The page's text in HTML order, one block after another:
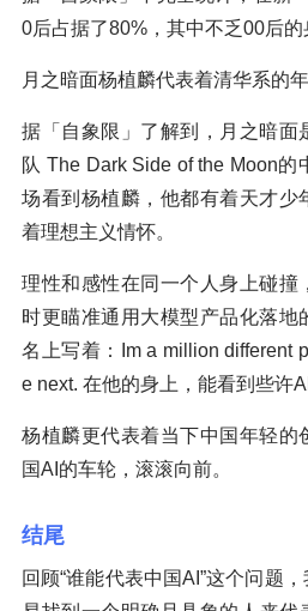
0后占据了80%，其中不乏00后的
月之暗面杨植麟代表着清华系的年
据「自象限」了解到，月之暗面
队 The Dark Side of the Moon
场看到杨植麟，他都有着天才少
着理想主义情怀。
理性和感性在同一个人身上碰撞
时更瞄准通用大模型产品化落地
名上写着：Im a million different
e next. 在他的身上，能看到些许
杨植麟更代表着当下中国年轻的
国AI的车轮，滚滚向前。
结尾
回顾“谁能代表中国AI”这个问题